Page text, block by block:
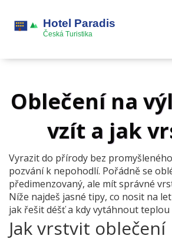
Oblečení na
vzít a jak
Vyrazit do přírody bez
pozvání k nepohodlí. Pořádně se
předimenzovaný, ale mít správné
Níže najdeš jasné tipy, co nosit na
jak řešit déšť a kdy vytáhnout teplou
Jak vrstvit oblečení